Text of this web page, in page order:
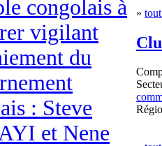
congolais à
vigilant
du
: Steve
et Nene
»